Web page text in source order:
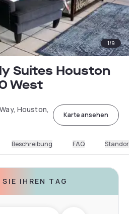
1/9
Suites Houston
West
Houston,
Karte ansehen
Beschreibung FAQ
SIE IHREN TAG